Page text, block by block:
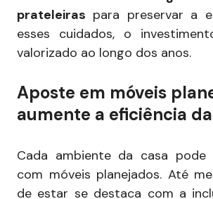
prateleiras para preservar a
esses cuidados, o
valorizado ao longo dos anos.
Aposte em móveis
aumente a eficiência
Cada ambiente da casa pode
com móveis planejados. Até
de estar se destaca com a